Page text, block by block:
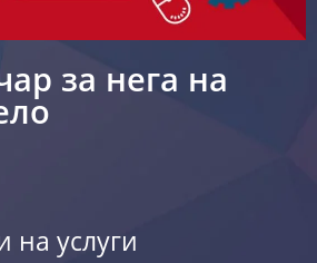
за нега на
на услуги